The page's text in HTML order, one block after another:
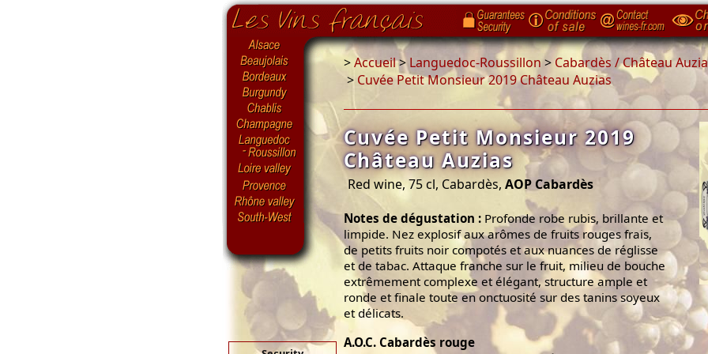
>Accueil>Languedoc-Roussillon> Cabardès / Château
> Cuvée Petit Monsieur 2019 Château Auzias
Cuvée Petit Monsieur 2019
Château Auzias
Red wine, 75 cl, Cabardès, AOP Cabardès
Notes de dégustation : Profonde robe rubis, brillante et
limpide. Nez explosif aux arômes de fruits rouges frais,
de petits fruits noir compotés et aux nuances de réglisse
et de tabac. Attaque franche sur le fruit, milieu de bouche
extrêmement complexe et élégant, structure ample et
ronde et finale toute en onctuosité sur des tanins soyeux
et délicats.
A.O.C. Cabardès rouge